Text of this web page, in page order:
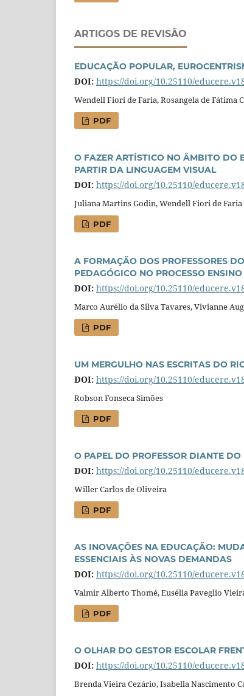
ARTIGOS DE REVISÃO
EDUCAÇÃO POPULAR,
DOI: https://doi.org/10.25110/
Wendell Fiori de Faria, Rosangela de Fátima
PDF
O FAZER ARTÍSTICO NO ÂMBITO DO
PARTIR DA LINGUAGEM VISUAL
DOI: https://doi.org/10.25110/
Juliana Martins Godin, Wendell Fiori de Faria
PDF
A FORMAÇÃO DOS PROFESSORES
PEDAGÓGICO NO PROCESSO
DOI: https://doi.org/10.25110/
Marco Aurélio da Silva Tavares, Vivianne
PDF
UM MERGULHO NAS ESCRITAS DO
DOI: https://doi.org/10.25110/
Robson Fonseca Simões
PDF
O PAPEL DO PROFESSOR DIANTE
DOI: https://doi.org/10.25110/
Willer Carlos de Oliveira
PDF
AS INOVAÇÕES NA EDUCAÇÃO:
ESSENCIAIS ÀS NOVAS DEMANDAS
DOI: https://doi.org/10.25110/
Valmir Alberto Thomé, Eusélia Paveglio
PDF
O OLHAR DO GESTOR ESCOLAR
DOI: https://doi.org/10.25110/
Brenda Vieira Cezário, Isabella Nascimento